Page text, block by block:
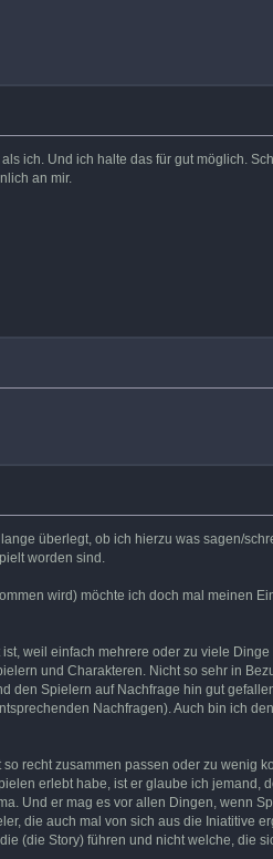
ich. Und ich halte das für gut möglich.
an mir.
überlegt, ob ich hierzu was sagen/
worden sind.
wird) möchte ich doch mal meinen
weil einfach mehrere oder zu viele
und Charakteren. Nicht so sehr in
Spielern auf Nachfrage hin gut
Nachfragen). Auch bin ich
recht zusammen passen oder zu wenig
erlebt habe, ist er glaube ich jemand,
Und er mag es vor allen Dingen, wenn
die auch mal von sich aus die Iniatitive
(die Story) führen und nicht welche, die